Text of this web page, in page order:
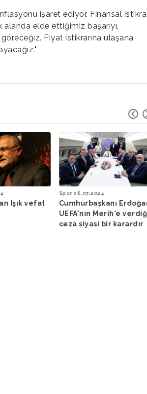
işaret ediyor. Finansal
elde ettiğimiz başarıyı,
Fiyat istikrarına ulaşana
Işık vefat
Spor 08.07.2024
Cumhurbaşkanı
UEFA'nın Merih'e
ceza siyasi bir karardır